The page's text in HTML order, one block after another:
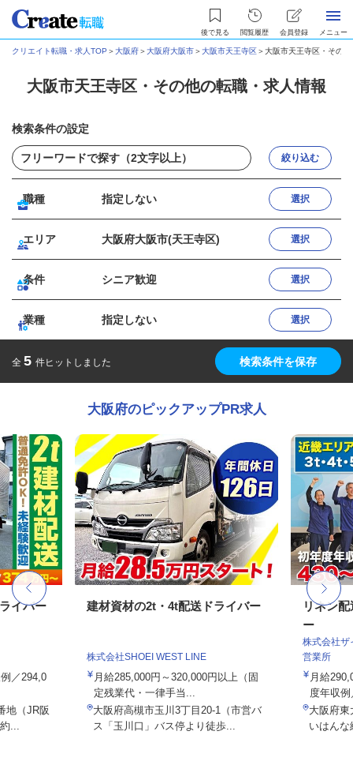
後で見る 閲覧履歴 会員登録 メニュー
クリエイト転職・求人TOP ＞大阪府＞大阪府大阪市＞大阪市天王寺区＞大阪市天王寺区・その
大阪市天王寺区・その他の転職・求人情報
検索条件の設定
絞り込む
職種 指定しない 選択
エリア 大阪府大阪市(天王寺区) 選択
条件 シニア歓迎 選択
業種 指定しない 選択
全 5 件ヒットしました 検索条件を保存
大阪府のピックアップPR求人
イバー
／294,0
地（JR阪
...
建材資材の2t・4t配送ドライバー
株式会社SHOEI WEST LINE
月給285,000円～320,000円以上（固
定残業代・一律手当...
大阪府高槻市玉川3丁目20-1（市営バ
ス「玉川口」バス停より徒歩...
リネン
ー
株式会社ザ
営業所
月給
度年収
大阪府東
いはん